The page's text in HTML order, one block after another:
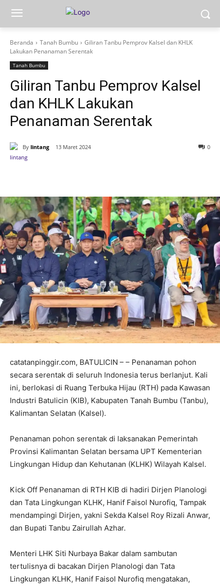
Beranda Tanah Bumbu
Giliran Tanbu Pemprov Kalsel dan KHLK
Lakukan Penanaman Serentak
Tanah Bumbu
Giliran Tanbu Pemprov Kalsel
dan KHLK Lakukan
Penanaman Serentak
By lintang 13 Maret 2024 0
catatanpinggir.com, BATULICIN – – Penanaman pohon
secara serentak di seluruh Indonesia terus berlanjut. Kali
ini, berlokasi di Ruang Terbuka Hijau (RTH) pada Kawasan
Industri Batulicin (KIB), Kabupaten Tanah Bumbu (Tanbu),
Kalimantan Selatan (Kalsel).
Penanaman pohon serentak di laksanakan Pemerintah
Provinsi Kalimantan Selatan bersama UPT Kementerian
Lingkungan Hidup dan Kehutanan (KLHK) Wilayah Kalsel.
Kick Off Penanaman di RTH KIB di hadiri Dirjen Planologi
dan Tata Lingkungan KLHK, Hanif Faisol Nurofiq, Tampak
mendampingi Dirjen, yakni Sekda Kalsel Roy Rizali Anwar,
dan Bupati Tanbu Zairullah Azhar.
Menteri LHK Siti Nurbaya Bakar dalam sambutan
tertulisnya di bacakan Dirjen Planologi dan Tata
Lingkungan KLHK, Hanif Faisol Nurofiq mengatakan,